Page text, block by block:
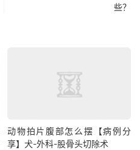
些？
动物拍片腹部怎么摆【病例分
享】犬-外科-股骨头切除术